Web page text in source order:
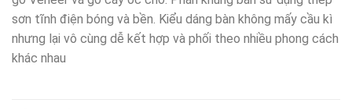
sơn tĩnh điện bóng và bền. Kiểu dáng bàn không mấy cầu kì
nhưng lại vô cùng dễ kết hợp và phối theo nhiều phong cách
khác nhau